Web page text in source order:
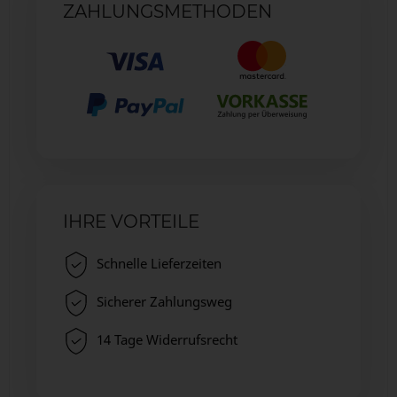
ZAHLUNGSMETHODEN
IHRE VORTEILE
Schnelle Lieferzeiten
Sicherer Zahlungsweg
14 Tage Widerrufsrecht